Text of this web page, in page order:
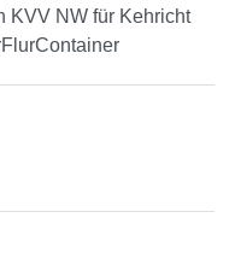
KVV NW für Kehricht